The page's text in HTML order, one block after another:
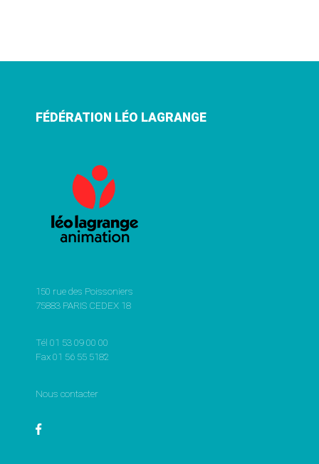
FÉDÉRATION LÉO LAGRANGE
150 rue des Poissoniers
75883 PARIS CEDEX 18
Tél 01 53 09 00 00
Fax 01 56 55 5182
Nous contacter